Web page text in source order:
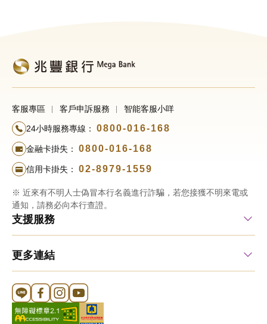
客服專區 客戶申訴服務 智能客服小咩
24小時服務專線： 0800-016-168
金融卡掛失： 0800-016-168
信用卡掛失： 02-8979-1559
※ 近來有不明人士偽冒本行名義進行詐騙，若您接獲不明來電或
通知，請務必向本行查證。
支援服務
更多連結
Line 官方帳號
FB 官方帳號
Instagram 官方帳號
YouTube 官方帳號